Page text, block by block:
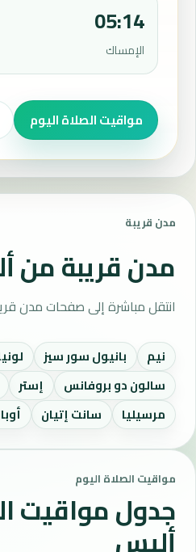
05:14
الإمساك
مواقيت الصلاة اليوم
مدن قريبة
مدن قريبة من
انتقل مباشرة إلى صفحات مدن
نيم بانيول سور سيز
سالون دو بروفانس
إستر
مرسيليا
سانت إتيان
مواقيت الصلاة اليوم